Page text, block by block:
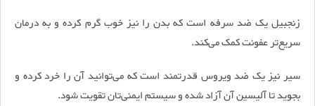
زنجبیل یک ضد سرفه است که بدن را نیز خوب گرم کرده و به درمان
سریع‌تر عفونت کمک می‌کند.
سیر نیز یک ضد ویروس قدرتمند است که می‌توانید آن را خرد کرده و
بجوید تا آلیسین آن آزاد شده و سیستم ایمنی‌تان تقویت شود.